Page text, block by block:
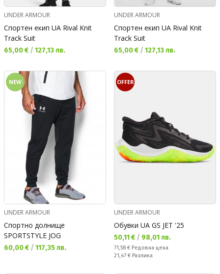
UNDER ARMOUR
Спортен екип UA Rival Knit
Track Suit
Текуща цена:
65,00 € / 127,13 лв.
UNDER ARMOUR
Спортен екип UA Rival Knit
Track Suit
Текуща цена:
65,00 € / 127,13 лв.
NEW
UNDER ARMOUR
Спортно долнище
SPORTSTYLE JOG
Текуща цена:
60,00 € / 117,35 лв.
OFFER
UNDER ARMOUR
Обувки UA GS JET '25
Текуща цена:
50,11 € / 98,01 лв.
Редовна цена:
71,58 € Редовна цена
Спестявате:
21,47 € Разлика